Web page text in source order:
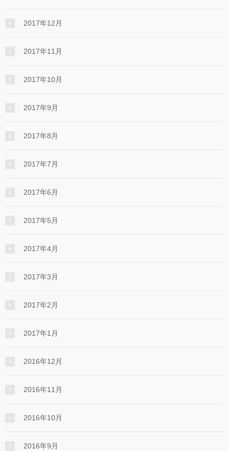
2017年12月
2017年11月
2017年10月
2017年9月
2017年8月
2017年7月
2017年6月
2017年5月
2017年4月
2017年3月
2017年2月
2017年1月
2016年12月
2016年11月
2016年10月
2016年9月